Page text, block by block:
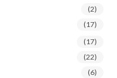
(2)
(17)
(17)
(22)
(6)